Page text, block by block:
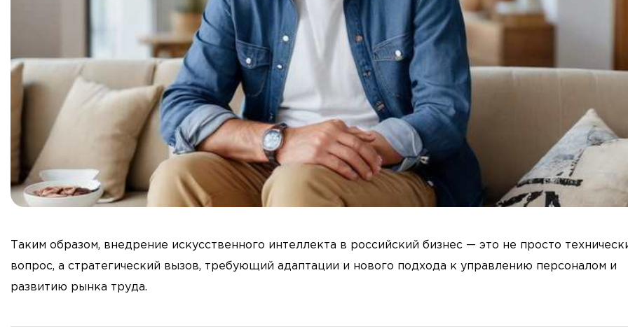
Таким образом, внедрение искусственного интеллекта в российский бизнес — это не просто
вопрос, а стратегический вызов, требующий адаптации и нового подхода к управлению персоналом и
развитию рынка труда.